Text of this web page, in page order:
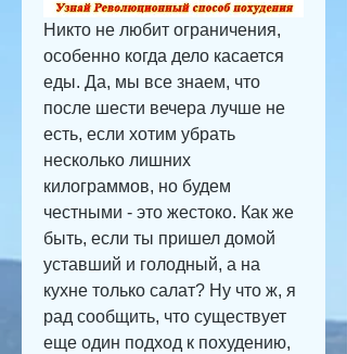
Никто не любит ограничения,
особенно когда дело касается
еды. Да, мы все знаем, что
после шести вечера лучше не
есть, если хотим убрать
несколько лишних
килограммов, но будем
честными - это жестоко. Как же
быть, если ты пришел домой
уставший и голодный, а на
кухне только салат? Ну что ж, я
рад сообщить, что существует
еще один подход к похудению,